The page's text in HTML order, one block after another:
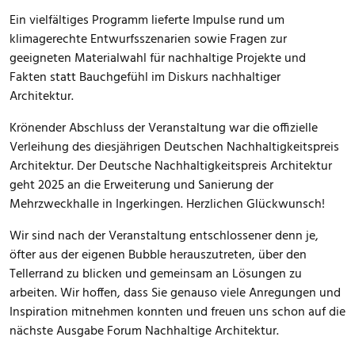
Ein vielfältiges Programm lieferte Impulse rund um
klimagerechte Entwurfsszenarien sowie Fragen zur
geeigneten Materialwahl für nachhaltige Projekte und
Fakten statt Bauchgefühl im Diskurs nachhaltiger
Architektur.
Krönender Abschluss der Veranstaltung war die offizielle
Verleihung des diesjährigen Deutschen Nachhaltigkeitspreis
Architektur. Der Deutsche Nachhaltigkeitspreis Architektur
geht 2025 an die Erweiterung und Sanierung der
Mehrzweckhalle in Ingerkingen. Herzlichen Glückwunsch!
Wir sind nach der Veranstaltung entschlossener denn je,
öfter aus der eigenen Bubble herauszutreten, über den
Tellerrand zu blicken und gemeinsam an Lösungen zu
arbeiten. Wir hoffen, dass Sie genauso viele Anregungen und
Inspiration mitnehmen konnten und freuen uns schon auf die
nächste Ausgabe Forum Nachhaltige Architektur.